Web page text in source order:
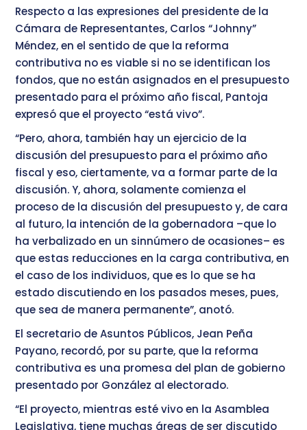
Respecto a las expresiones del presidente de la
Cámara de Representantes, Carlos “Johnny”
Méndez, en el sentido de que la reforma
contributiva no es viable si no se identifican los
fondos, que no están asignados en el presupuesto
presentado para el próximo año fiscal, Pantoja
expresó que el proyecto “está vivo”.
“Pero, ahora, también hay un ejercicio de la
discusión del presupuesto para el próximo año
fiscal y eso, ciertamente, va a formar parte de la
discusión. Y, ahora, solamente comienza el
proceso de la discusión del presupuesto y, de cara
al futuro, la intención de la gobernadora –que lo
ha verbalizado en un sinnúmero de ocasiones– es
que estas reducciones en la carga contributiva, en
el caso de los individuos, que es lo que se ha
estado discutiendo en los pasados meses, pues,
que sea de manera permanente”, anotó.
El secretario de Asuntos Públicos, Jean Peña
Payano, recordó, por su parte, que la reforma
contributiva es una promesa del plan de gobierno
presentado por González al electorado.
“El proyecto, mientras esté vivo en la Asamblea
Legislativa, tiene muchas áreas de ser discutido